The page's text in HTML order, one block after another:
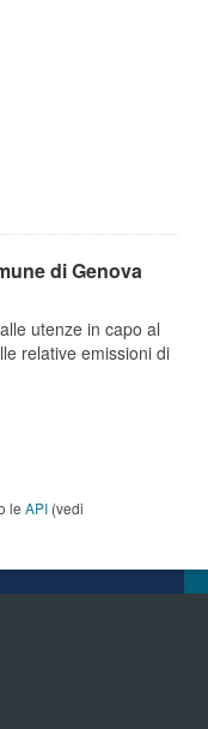
di Genova
utenze in capo al
relative emissioni di
le API (vedi